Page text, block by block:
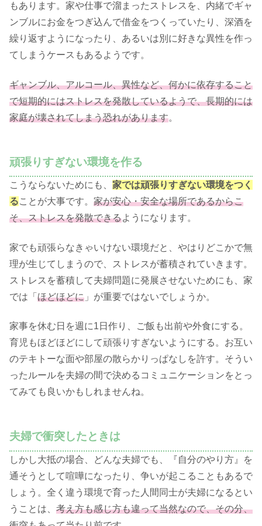
もあります。家や仕事で溜まったストレスを、内緒でギャ
ンブルにお金をつぎ込んで借金をつくっていたり、深酒を
繰り返すようになったり、あるいは別に好きな異性を作っ
てしまうケースもあるようです。
ギャンブル、アルコール、異性など、何かに依存すること
で短期的にはストレスを発散しているようで、長期的には
家庭が壊されてしまう恐れがあります。
頑張りすぎない環境を作る
こうならないためにも、 家では頑張りすぎない環境をつく
ることが大事です。 家が安心・安全な場所であるからこ
そ、ストレスを発散できるようになります。
家でも頑張らなきゃいけない環境だと、やはりどこかで無
理が生じてしまうので、ストレスが蓄積されていきます。
ストレスを蓄積して夫婦問題に発展させないためにも、家
では「 ほどほどに 」が重要ではないでしょうか。
家事を休む日を週に1日作り、ご飯も出前や外食にする。
育児もほどほどにして頑張りすぎないようにする。お互い
のテキトーな面や部屋の散らかりっぱなしを許す。そうい
ったルールを夫婦の間で決めるコミュニケーションをとっ
てみても良いかもしれませんね。
夫婦で衝突したときは
しかし大抵の場合、どんな夫婦でも、『自分のやり方』を
通そうとして喧嘩になったり、争いが起こることもあるで
しょう。全く違う環境で育った人間同士が夫婦になるとい
うことは、 考え方も感じ方も違って当然なので、その分、